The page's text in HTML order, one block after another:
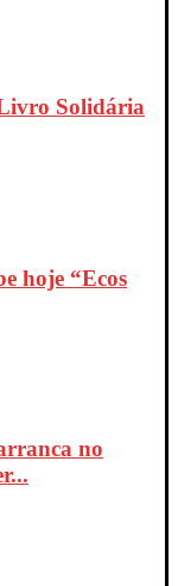
Solidária
hoje “Ecos
no